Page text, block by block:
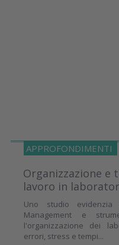
APPROFONDIMENTI
Organizzazione e
lavoro in
Uno studio
Management e
l'organizzazione dei
errori, stress e tempi...